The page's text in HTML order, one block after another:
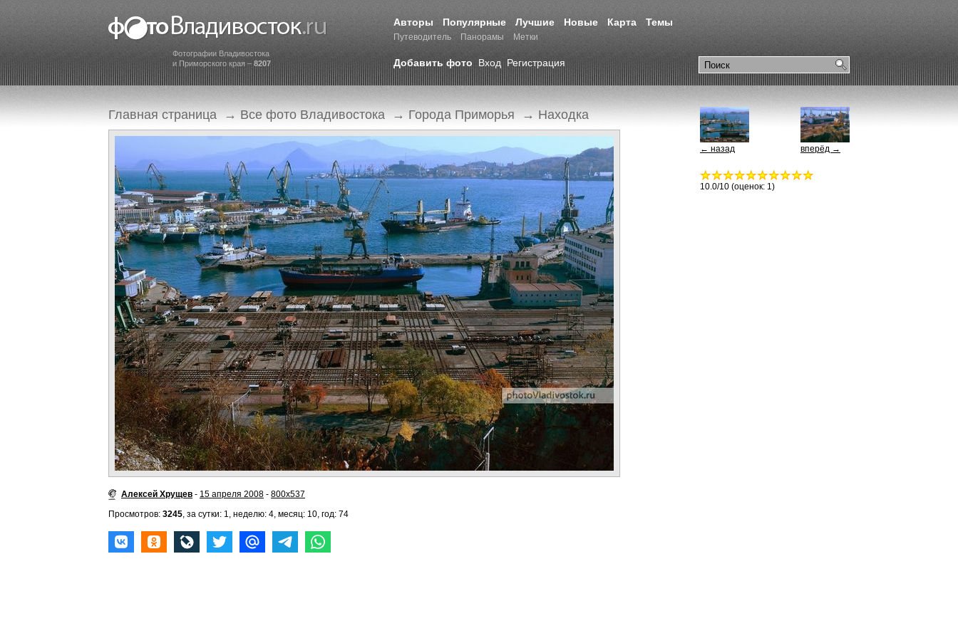
Фотографии Владивостока
и Приморского края – 8207
Авторы Популярные Лучшие Новые Карта Темы
Путеводитель Панорамы Метки
Добавить фото Вход Регистрация
Главная страница → Все фото Владивостока → Города Приморья → Находка
Алексей Хрущев - 15 апреля 2008 - 800x537
Просмотров: 3245, за сутки: 1, неделю: 4, месяц: 10, год: 74
вперёд →
← назад
10.0/10 (оценок: 1)